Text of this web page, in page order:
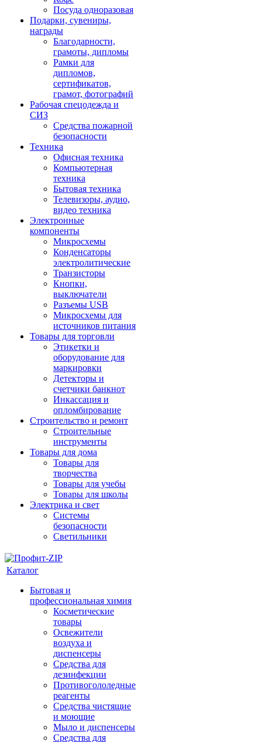
Посуда одноразовая
Подарки, сувениры,
награды
Благодарности,
грамоты, дипломы
Рамки для
дипломов,
сертификатов,
грамот, фотографий
Рабочая спецодежда и
СИЗ
Средства пожарной
безопасности
Техника
Офисная техника
Компьютерная
техника
Бытовая техника
Телевизоры, аудио,
видео техника
Электронные
компоненты
Микросхемы
Конденсаторы
электролитические
Транзисторы
Кнопки,
выключатели
Разъемы USB
Микросхемы для
источников питания
Товары для торговли
Этикетки и
оборудование для
маркировки
Детекторы и
счетчики банкнот
Инкассация и
опломбирование
Строительство и ремонт
Строительные
инструменты
Товары для дома
Товары для
творчества
Товары для учебы
Товары для школы
Электрика и свет
Системы
безопасности
Светильники
Каталог
Бытовая и
профессиональная химия
Косметические
товары
Освежители
воздуха и
диспенсеры
Средства для
дезинфекции
Противогололедные
реагенты
Средства чистящие
и моющие
Мыло и диспенсеры
Средства для